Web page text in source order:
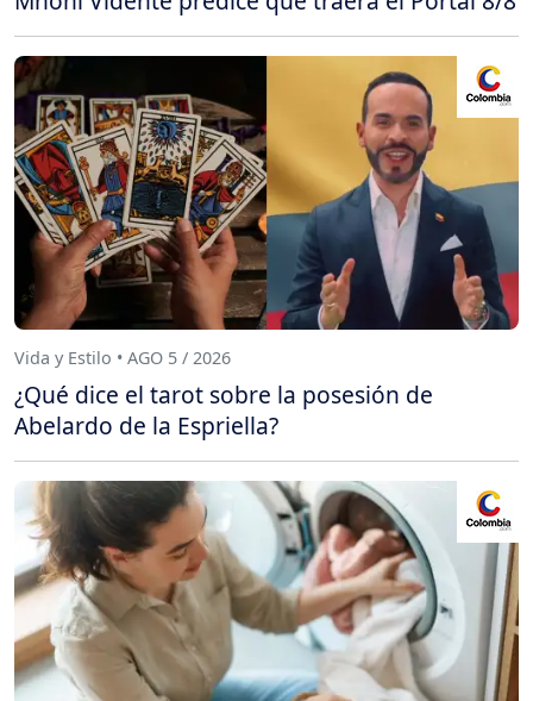
Vida y Estilo • AGO 5 / 2026
¿Qué dice el tarot sobre la posesión de
Abelardo de la Espriella?